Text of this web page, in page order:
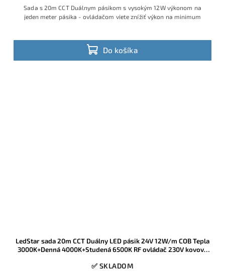
Do košíka
Sada s 20m CCT Duálnym pásikom s vysokým 12W výkonom na
jeden meter pásika - ovládačom viete znížiť výkon na minimum
LedStar sada 20m CCT Duálny LED pásik 24V 12W/m COB Tepla
3000K+Denná 4000K+Studená 6500K RF ovládač 230V kovový
✅ SKLADOM